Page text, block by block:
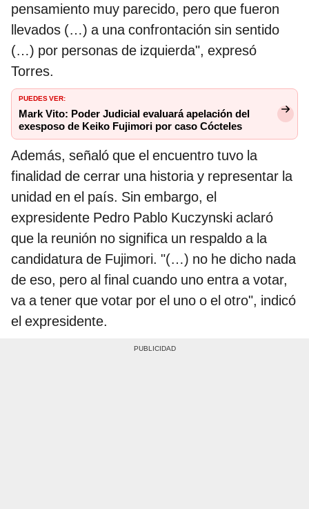
pensamiento muy parecido, pero que fueron
llevados (…) a una confrontación sin sentido
(…) por personas de izquierda", expresó
Torres.
PUEDES VER:
Mark Vito: Poder Judicial evaluará apelación del
exesposo de Keiko Fujimori por caso Cócteles
Además, señaló que el encuentro tuvo la
finalidad de cerrar una historia y representar la
unidad en el país. Sin embargo, el
expresidente Pedro Pablo Kuczynski aclaró
que la reunión no significa un respaldo a la
candidatura de Fujimori. "(…) no he dicho nada
de eso, pero al final cuando uno entra a votar,
va a tener que votar por el uno o el otro", indicó
el expresidente.